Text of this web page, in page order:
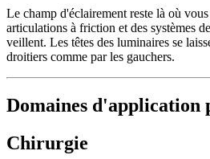
Le champ d'éclairement reste là où
articulations à friction et des systèmes
veillent. Les têtes des luminaires se
droitiers comme par les gauchers.
Domaines d'application
Chirurgie